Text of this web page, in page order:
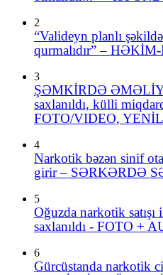
2
“Valideyn planlı
qurmalıdır” –
3
ŞƏMKİRDƏ
saxlanıldı, külli
FOTO/VIDEO,
4
Narkotik bəzən sinif
girir – SƏRKƏRDƏ
5
Oğuzda narkotik
saxlanıldı - FOTO +
6
Gürcüstanda narkotik